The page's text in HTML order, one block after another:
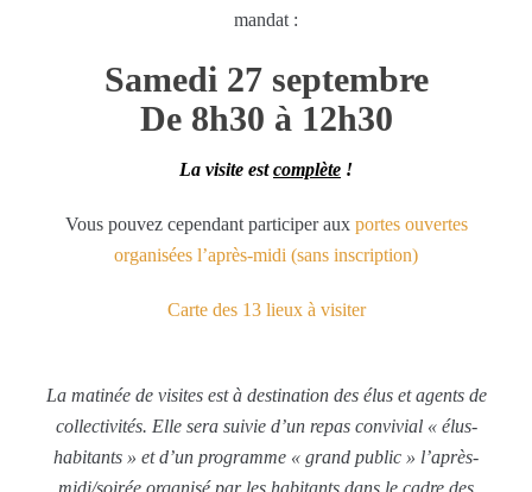
mandat :
Samedi 27 septembre
De 8h30 à 12h30
La visite estcomplète !
Vous pouvez cependant participer aux portes ouvertes
organisées l’après-midi (sans inscription)
Carte des 13 lieux à visiter
La matinée de visites est à destination des élus et agents de
collectivités. Elle sera suivie d’un repas convivial « élus-
habitants » et d’un programme « grand public » l’après-
midi/soirée organisé par les habitants dans le cadre des